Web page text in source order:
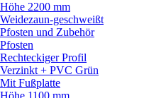
Höhe 2200 mm
Weidezaun-geschweißt
Pfosten und Zubehör
Pfosten
Rechteckiger Profil
Verzinkt + PVC Grün
Mit Fußplatte
Höhe 1100 mm